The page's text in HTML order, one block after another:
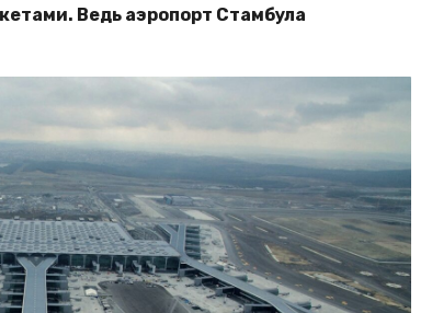
Ведь аэропорт Стамбула